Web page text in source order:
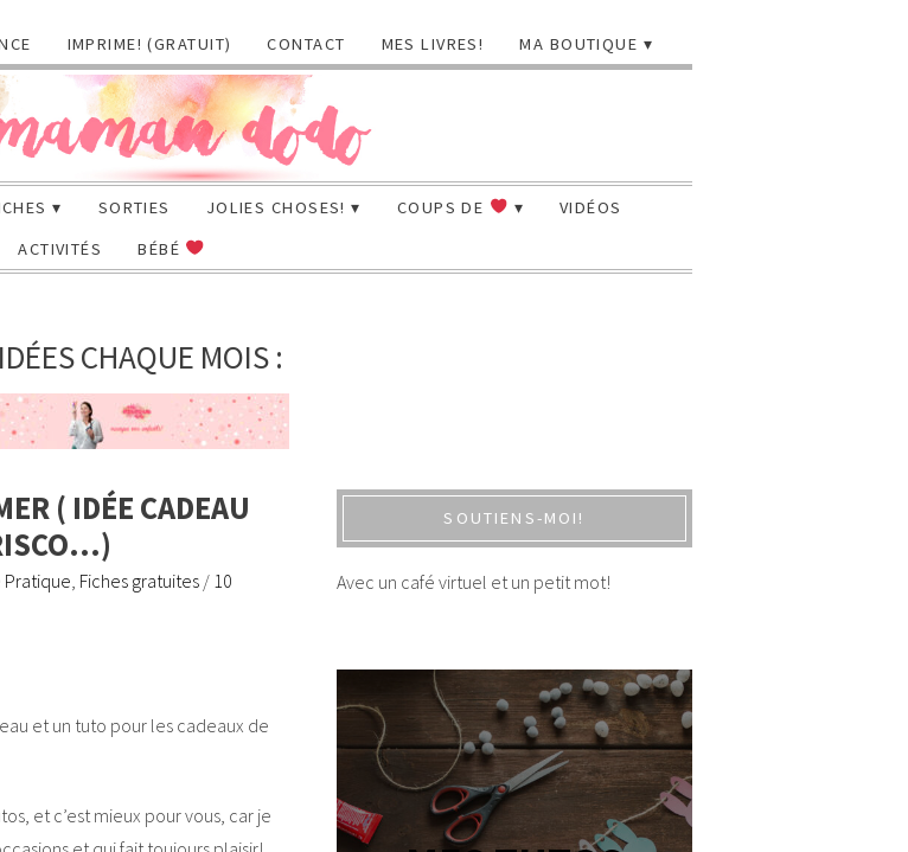
IMPRIME! (GRATUIT) CONTACT MES LIVRES! MA BOUTIQUE
SORTIES JOLIES CHOSES! COUPS DE
VIDÉOS
ACTIVITÉS
BÉBÉ
CHAQUE MOIS :
( IDÉE CADEAU
Pratique Fiches gratuites / 10
et un tuto pour les cadeaux de
et c’est mieux pour vous, car je
SOUTIENS-MOI!
Avec un café virtuel et un petit mot!